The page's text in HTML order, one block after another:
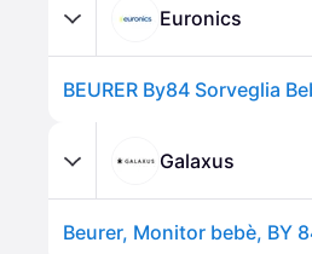
Euronics
BEURER By84 Sorveglia
Galaxus
Beurer, Monitor bebè, BY